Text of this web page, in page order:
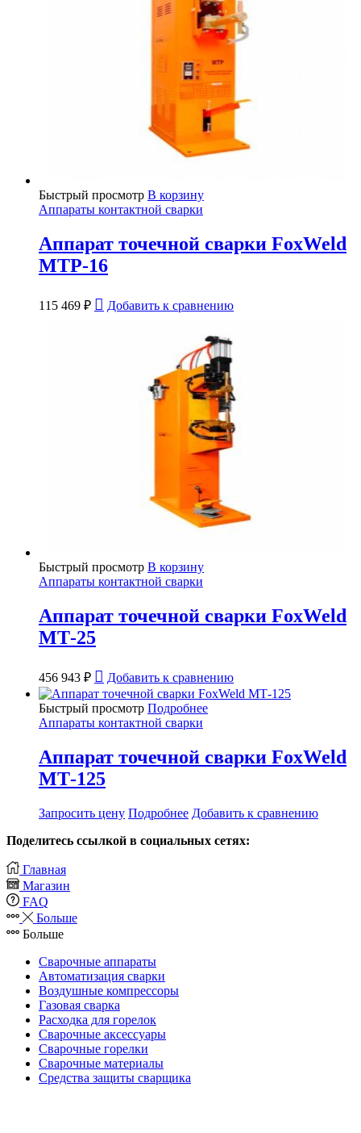
Быстрый просмотр В корзину
Аппараты контактной сварки
Аппарат точечной сварки FoxWeld
МТР-16
115 469 ₽ Добавить к сравнению
Быстрый просмотр В корзину
Аппараты контактной сварки
Аппарат точечной сварки FoxWeld
МТ-25
456 943 ₽ Добавить к сравнению
Быстрый просмотр Подробнее
Аппараты контактной сварки
Аппарат точечной сварки FoxWeld
МТ-125
Запросить цену Подробнее Добавить к сравнению
Поделитесь ссылкой в социальных сетях:
Главная
Магазин
FAQ
Больше
Больше
Сварочные аппараты
Автоматизация сварки
Воздушные компрессоры
Газовая сварка
Расходка для горелок
Сварочные аксессуары
Сварочные горелки
Сварочные материалы
Средства защиты сварщика